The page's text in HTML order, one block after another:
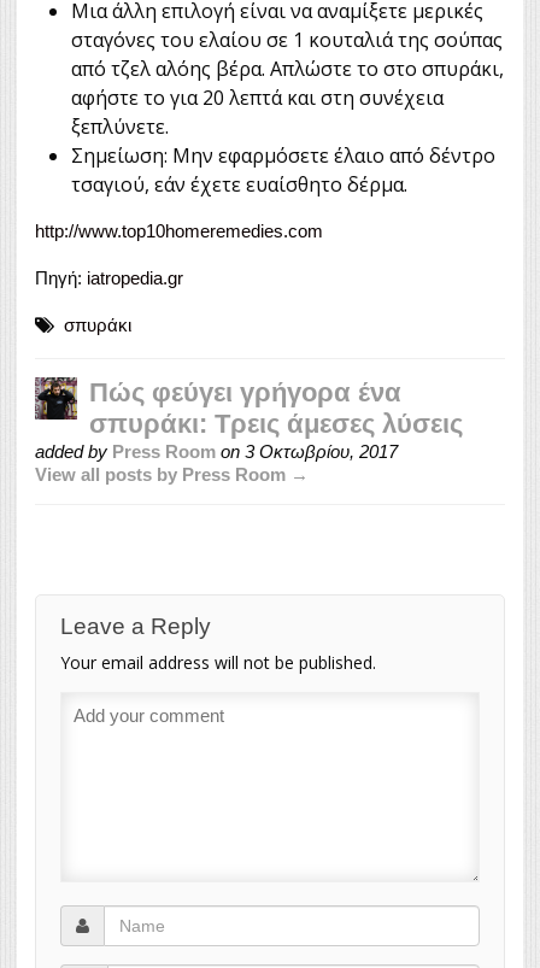
Μια άλλη επιλογή είναι να αναμίξετε μερικές
σταγόνες του ελαίου σε 1 κουταλιά της σούπας
από τζελ αλόης βέρα. Απλώστε το στο σπυράκι,
αφήστε το για 20 λεπτά και στη συνέχεια
ξεπλύνετε.
Σημείωση: Μην εφαρμόσετε έλαιο από δέντρο
τσαγιού, εάν έχετε ευαίσθητο δέρμα.
http://www.top10homeremedies.com
Πηγή: iatropedia.gr
σπυράκι
Πώς φεύγει γρήγορα ένα
σπυράκι: Τρεις άμεσες λύσεις
added by Press Room on 3 Οκτωβρίου, 2017
View all posts by Press Room →
Leave a Reply
Your email address will not be published.